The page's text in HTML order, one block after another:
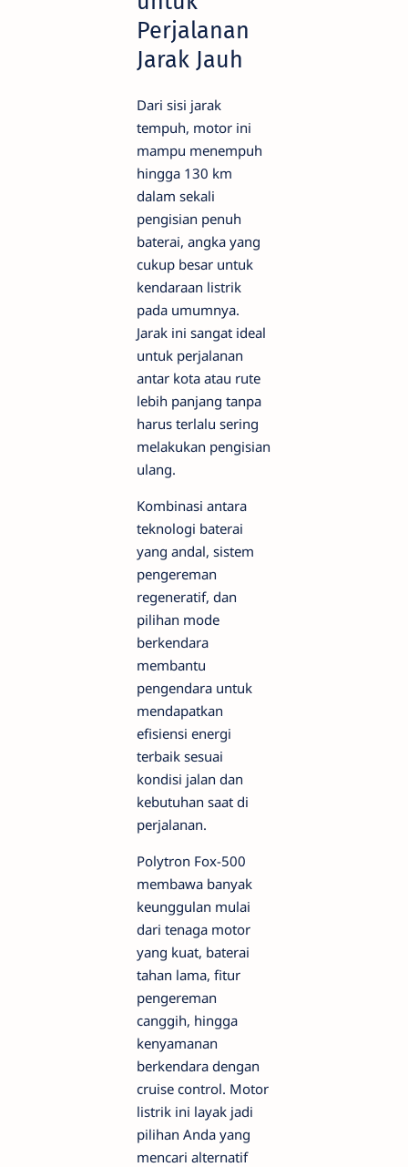
Perjalanan
Jarak Jauh
Dari sisi jarak
tempuh, motor ini
mampu menempuh
hingga 130 km
dalam sekali
pengisian penuh
baterai, angka yang
cukup besar untuk
kendaraan listrik
pada umumnya.
Jarak ini sangat ideal
untuk perjalanan
antar kota atau rute
lebih panjang tanpa
harus terlalu sering
melakukan pengisian
ulang.
Kombinasi antara
teknologi baterai
yang andal, sistem
pengereman
regeneratif, dan
pilihan mode
berkendara
membantu
pengendara untuk
mendapatkan
efisiensi energi
terbaik sesuai
kondisi jalan dan
kebutuhan saat di
perjalanan.
Polytron Fox-500
membawa banyak
keunggulan mulai
dari tenaga motor
yang kuat, baterai
tahan lama, fitur
pengereman
canggih, hingga
kenyamanan
berkendara dengan
cruise control. Motor
listrik ini layak jadi
pilihan Anda yang
mencari alternatif